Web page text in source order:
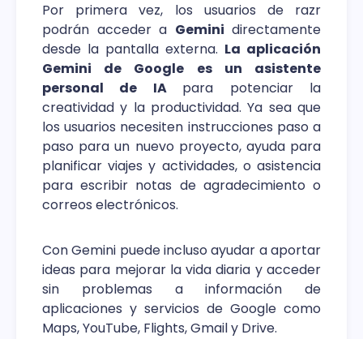
Por primera vez, los usuarios de razr
podrán acceder a Gemini directamente
desde la pantalla externa. La aplicación
Gemini de Google es un asistente
personal de IA para potenciar la
creatividad y la productividad. Ya sea que
los usuarios necesiten instrucciones paso a
paso para un nuevo proyecto, ayuda para
planificar viajes y actividades, o asistencia
para escribir notas de agradecimiento o
correos electrónicos.
Con Gemini puede incluso ayudar a aportar
ideas para mejorar la vida diaria y acceder
sin problemas a información de
aplicaciones y servicios de Google como
Maps, YouTube, Flights, Gmail y Drive.